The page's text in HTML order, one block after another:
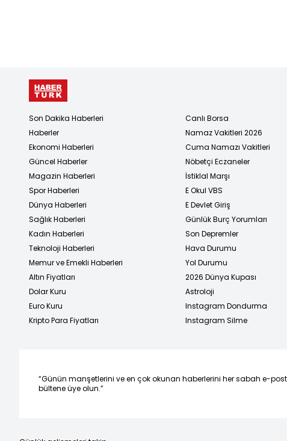
Son Dakika Haberleri
Haberler
Ekonomi Haberleri
Güncel Haberler
Magazin Haberleri
Spor Haberleri
Dünya Haberleri
Sağlık Haberleri
Kadın Haberleri
Teknoloji Haberleri
Memur ve Emekli Haberleri
Altın Fiyatları
Dolar Kuru
Euro Kuru
Kripto Para Fiyatları
Canlı Borsa
Namaz Vakitleri 2026
Cuma Namazı Vakitleri
Nöbetçi Eczaneler
İstiklal Marşı
E Okul VBS
E Devlet Giriş
Günlük Burç Yorumları
Son Depremler
Hava Durumu
Yol Durumu
2026 Dünya Kupası
Astroloji
Instagram Dondurma
Instagram Silme
“Günün manşetlerini ve en çok okunan haberlerini her sabah e-
bültene üye olun.”